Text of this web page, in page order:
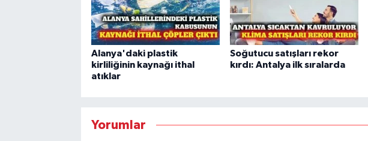
Alanya'daki plastik
kirliliğinin kaynağı ithal
atıklar
Soğutucu satışları rekor
kırdı: Antalya ilk sıralarda
Yorumlar